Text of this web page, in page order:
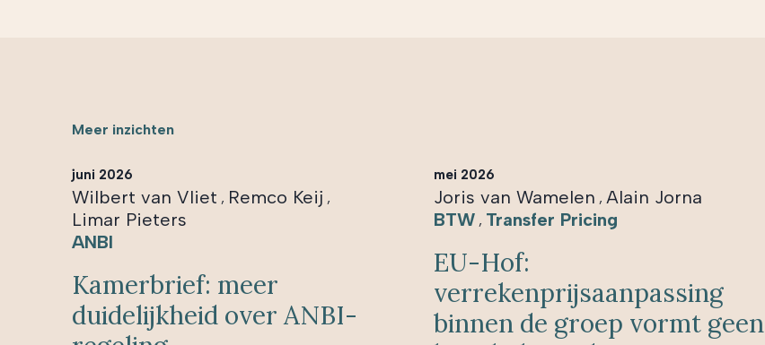
Meer inzichten
juni 2026
Wilbert van Vliet , Remco Keij ,
Limar Pieters
ANBI
Kamerbrief: meer
duidelijkheid over ANBI-
mei 2026
Joris van Wamelen , Alain Jorna
BTW , Transfer Pricing
EU-Hof:
verrekenprijsaanpassing
binnen de groep vormt geen